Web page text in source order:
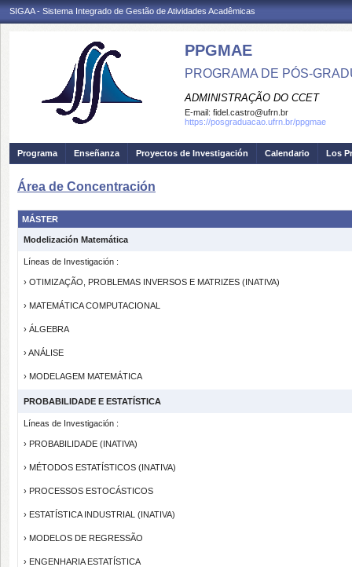
SIGAA - Sistema Integrado de Gestão de Atividades Acadêmicas
PPGMAE
PROGRAMA DE PÓS-
ADMINISTRAÇÃO DO CCET
E-mail: fidel.castro@ufrn.br
https://posgraduacao.ufrn.br/ppgmae
Programa Enseñanza Proyectos de Investigación Calendario Los
Área de Concentración
MÁSTER
Modelización Matemática
Líneas de Investigación :
› OTIMIZAÇÃO, PROBLEMAS INVERSOS E MATRIZES (INATIVA)
› MATEMÁTICA COMPUTACIONAL
› ÁLGEBRA
› ANÁLISE
› MODELAGEM MATEMÁTICA
PROBABILIDADE E ESTATÍSTICA
Líneas de Investigación :
› PROBABILIDADE (INATIVA)
› MÉTODOS ESTATÍSTICOS (INATIVA)
› PROCESSOS ESTOCÁSTICOS
› ESTATÍSTICA INDUSTRIAL (INATIVA)
› MODELOS DE REGRESSÃO
› ENGENHARIA ESTATÍSTICA